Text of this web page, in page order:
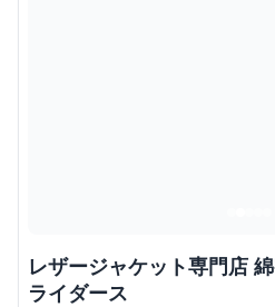
レザージャケット専門店
ライダース